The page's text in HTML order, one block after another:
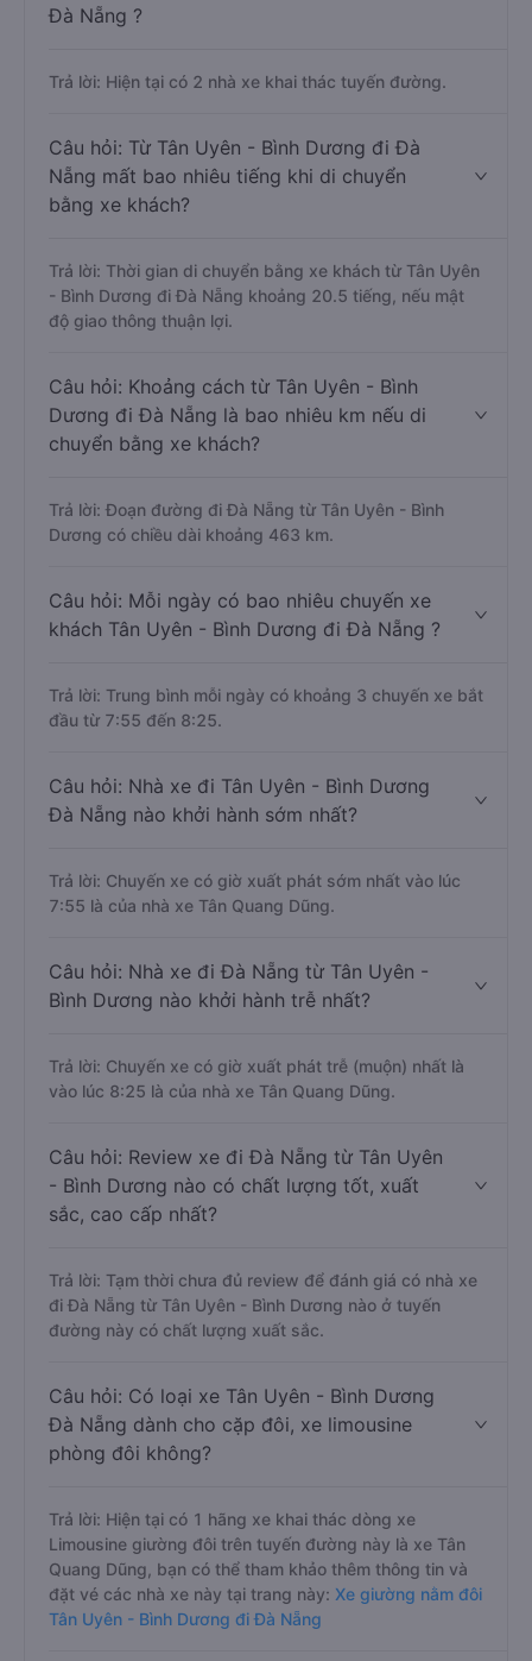
Đà Nẵng ?
Trả lời: Hiện tại có 2 nhà xe khai thác tuyến đường.
Câu hỏi: Từ Tân Uyên - Bình Dương đi Đà
Nẵng mất bao nhiêu tiếng khi di chuyển
bằng xe khách?
Trả lời: Thời gian di chuyển bằng xe khách từ Tân Uyên
- Bình Dương đi Đà Nẵng khoảng 20.5 tiếng, nếu mật
độ giao thông thuận lợi.
Câu hỏi: Khoảng cách từ Tân Uyên - Bình
Dương đi Đà Nẵng là bao nhiêu km nếu di
chuyển bằng xe khách?
Trả lời: Đoạn đường đi Đà Nẵng từ Tân Uyên - Bình
Dương có chiều dài khoảng 463 km.
Câu hỏi: Mỗi ngày có bao nhiêu chuyến xe
khách Tân Uyên - Bình Dương đi Đà Nẵng ?
Trả lời: Trung bình mỗi ngày có khoảng 3 chuyến xe bắt
đầu từ 7:55 đến 8:25.
Câu hỏi: Nhà xe đi Tân Uyên - Bình Dương
Đà Nẵng nào khởi hành sớm nhất?
Trả lời: Chuyến xe có giờ xuất phát sớm nhất vào lúc
7:55 là của nhà xe Tân Quang Dũng.
Câu hỏi: Nhà xe đi Đà Nẵng từ Tân Uyên -
Bình Dương nào khởi hành trễ nhất?
Trả lời: Chuyến xe có giờ xuất phát trễ (muộn) nhất là
vào lúc 8:25 là của nhà xe Tân Quang Dũng.
Câu hỏi: Review xe đi Đà Nẵng từ Tân Uyên
- Bình Dương nào có chất lượng tốt, xuất
sắc, cao cấp nhất?
Trả lời: Tạm thời chưa đủ review để đánh giá có nhà xe
đi Đà Nẵng từ Tân Uyên - Bình Dương nào ở tuyến
đường này có chất lượng xuất sắc.
Câu hỏi: Có loại xe Tân Uyên - Bình Dương
Đà Nẵng dành cho cặp đôi, xe limousine
phòng đôi không?
Trả lời: Hiện tại có 1 hãng xe khai thác dòng xe
Limousine giường đôi trên tuyến đường này là xe Tân
Quang Dũng, bạn có thể tham khảo thêm thông tin và
đặt vé các nhà xe này tại trang này: Xe giường nằm đôi
Tân Uyên - Bình Dương đi Đà Nẵng